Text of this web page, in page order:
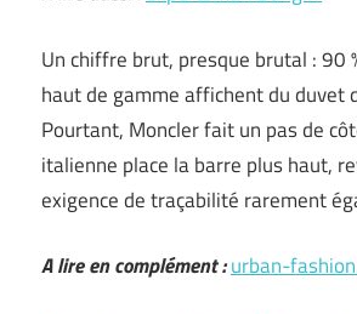
Un chiffre brut, presque brutal : 90
haut de gamme affichent du duvet
Pourtant, Moncler fait un pas de
italienne place la barre plus haut,
exigence de traçabilité rarement
A lire en complément :urban-